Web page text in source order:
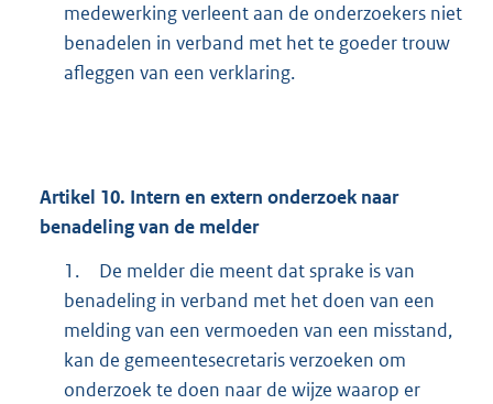
medewerking verleent aan de onderzoekers niet
benadelen in verband met het te goeder trouw
afleggen van een verklaring.
Artikel 10. Intern en extern onderzoek naar
benadeling van de melder
1.
De melder die meent dat sprake is van
benadeling in verband met het doen van een
melding van een vermoeden van een misstand,
kan de gemeentesecretaris verzoeken om
onderzoek te doen naar de wijze waarop er